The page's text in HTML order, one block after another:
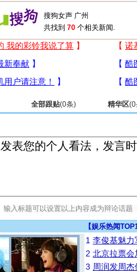
共找到 70 个相关新闻.
全部跟贴(0条) 精华区(0
【娱乐热闻
1 李俊基魅力
2 北京拉票
3 周润发周